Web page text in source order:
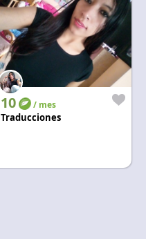
10 / mes
Traducciones